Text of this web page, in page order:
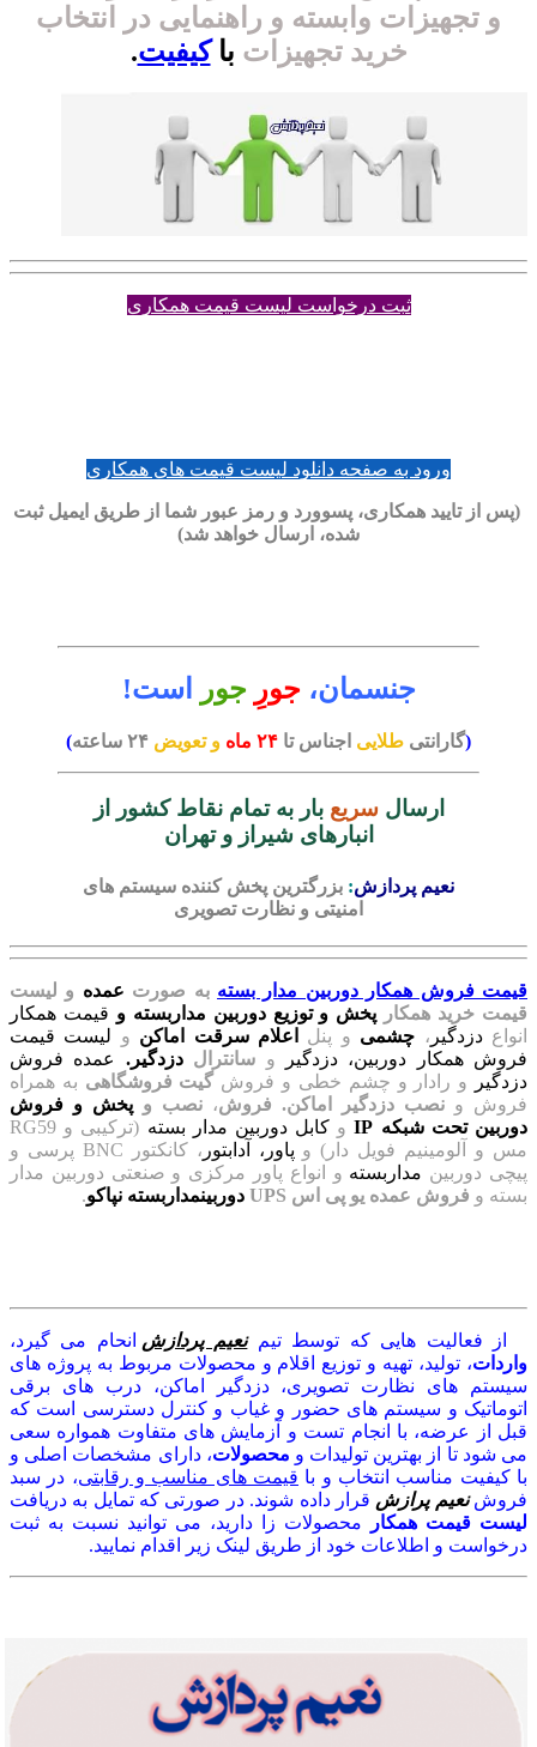
و تجهیزات وابسته و راهنمایی در انتخاب
خرید تجهیزات باکیفیت.
ثبت درخواست لیست قیمت همکاری
ورود به صفحه دانلود لیست قیمت های همکاری
(پس از تایید همکاری، پسوورد و رمز عبور شما از طریق ایمیل ثبت
شده، ارسال خواهد شد)
جنسمان، جورِ جور است!
(گارانتی طلایی اجناس تا ۲۴ ماه و تعویض ۲۴ ساعته )
ارسال سریعبار به تمام نقاط کشور از
انبارهای شیراز و تهران
نعیم پردازش: بزرگترین پخش کننده سیستم های
امنیتی و نظارت تصویری
قیمت فروش همکار دوربین مدار بسته به صورت عمده و لیست
قیمت خرید همکار پخش و توزیع دوربین مداربسته و قیمت همکار
انواعدزدگیر ، چشمی و پنل اعلام سرقت اماکن و لیست قیمت
فروش همکار دوربین، دزدگیر و سانترالدزدگیر.
عمده فروش
دزدگیر
و رادار و چشم خطی و فروشگیت فروشگاهی به همراه
فروش و نصب دزدگیر اماکن. فروش، نصب و پخش و فروش
دوربین تحت شبکه IP
و کابل دوربین مدار بسته
(ترکیبی و RG59
مس و آلومینیم فویل دار) و پاور، آدابتور
، کانکتور BNC پرسی و
پیچی دوربین مداربسته و انواع پاور مرکزی و صنعتی دوربین مدار
بسته و فروش عمده یو پی اس UPS دوربینمداربسته نپاکو.
از فعالیت هایی که توسط تیمنعیم پردازش انحام می گیرد،
واردات، تولید، تهیه و توزیع اقلام و محصولات مربوط به پروژه های
سیستم های نظارت تصویری، دزدگیر اماکن، درب های برقی
اتوماتیک و سیستم های حضور و غیاب و کنترل دسترسی است که
قبل از عرضه، با انجام تست و آزمایش های متفاوت همواره سعی
می شود تا از بهترین تولیدات و محصولات، دارای مشخصات اصلی و
با کیفیت مناسب انتخاب و با قیمت های مناسب و رقابتی، در سبد
فروشنعیم پرازش قرار داده شوند. در صورتی که تمایل به دریافت
لیست قیمت همکار
محصولات زا دارید، می توانید نسبت به ثبت
درخواست و اطلاعات خود از طریق لینک زیر اقدام نمایید.